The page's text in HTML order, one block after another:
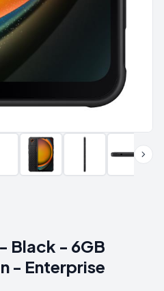
Black - 6GB
- Enterprise